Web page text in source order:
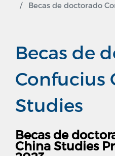
Becas de doctorado
Becas de
Confucius
Studies
Becas de
China Studies